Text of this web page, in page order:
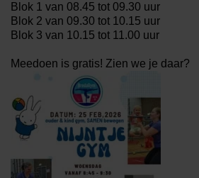
Blok 1 van 08.45 tot 09.30 uur
Blok 2 van 09.30 tot 10.15 uur
Blok 3 van 10.15 tot 11.00 uur
Meedoen is gratis! Zien we je daar?